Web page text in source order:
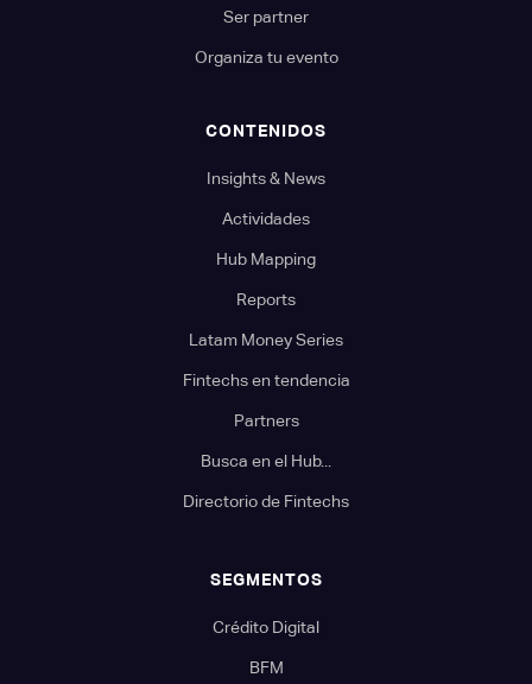
Ser partner
Organiza tu evento
CONTENIDOS
Insights & News
Actividades
Hub Mapping
Reports
Latam Money Series
Fintechs en tendencia
Partners
Busca en el Hub...
Directorio de Fintechs
SEGMENTOS
Crédito Digital
BFM